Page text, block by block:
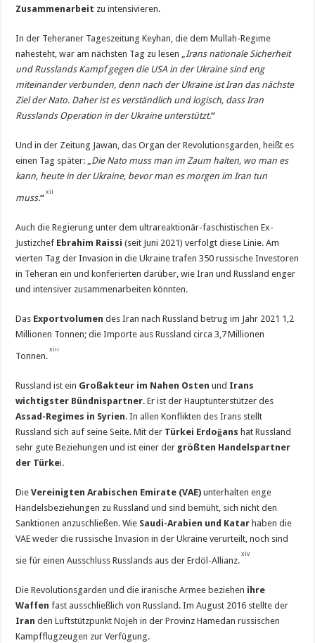
Zusammenarbeit zu intensivieren.
In der Teheraner Tageszeitung Keyhan, die dem Mullah-Regime
nahesteht, war am nächsten Tag zu lesen „
Irans nationale Sicherheit
und Russlands Kampf gegen die USA in der Ukraine sind eng
miteinander verbunden, denn nach der Ukraine ist Iran das nächste
Ziel der Nato. Daher ist es verständlich und logisch, dass Iran
Russlands Operation in der Ukraine unterstützt.“
Und in der Zeitung Jawan, das Organ der Revolutionsgarden, heißt es
einen Tag später: „ Die Nato muss man im Zaum halten, wo man es
kann, heute in der Ukraine, bevor man es morgen im Iran tun
muss.“
xii
Auch die Regierung unter dem ultrareaktionär-faschistischen Ex-
Justizchef Ebrahim Raissi(seit Juni 2021) verfolgt diese Linie. Am
vierten Tag der Invasion in die Ukraine trafen 350 russische Investoren
in Teheran ein und konferierten darüber, wie Iran und Russland enger
und intensiver zusammenarbeiten könnten.
Das Exportvolumen des Iran nach Russland betrug im Jahr 2021 1,2
Millionen Tonnen; die Importe aus Russland circa 3,7 Millionen
Tonnen.
xiii
Russland ist ein Großakteur im Nahen Osten und Irans
wichtigster Bündnispartner. Er ist der Hauptunterstützer des
Assad-Regimes in Syrien. In allen Konflikten des Irans stellt
Russland sich auf seine Seite. Mit der Türkei Erdoğans hat Russland
sehr gute Beziehungen und ist einer der größten Handelspartner
der Türkei.
DieVereinigten Arabischen Emirate (VAE)unterhalten enge
Handelsbeziehungen zu Russland und sind bemüht, sich nicht den
Sanktionen anzuschließen. Wie Saudi-Arabien und Katar haben die
VAE weder die russische Invasion in der Ukraine verurteilt, noch sind
sie für einen Ausschluss Russlands aus der Erdöl-Allianz.
xiv
Die Revolutionsgarden und die iranische Armee beziehen ihre
Waffen fast ausschließlich von Russland. Im August 2016 stellte der
Iran den Luftstützpunkt Nojeh in der Provinz Hamedan russischen
Kampfflugzeugen zur Verfügung.